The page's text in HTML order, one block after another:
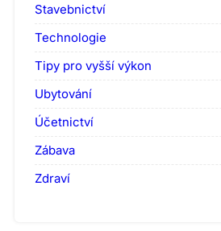
Stavebnictví
Technologie
Tipy pro vyšší výkon
Ubytování
Účetnictví
Zábava
Zdraví